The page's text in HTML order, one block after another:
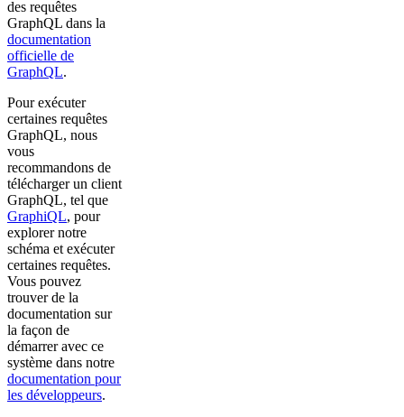
des requêtes
GraphQL dans la
documentation
officielle de
GraphQL.
Pour exécuter
certaines requêtes
GraphQL, nous
vous
recommandons de
télécharger un client
GraphQL, tel que
GraphiQL, pour
explorer notre
schéma et exécuter
certaines requêtes.
Vous pouvez
trouver de la
documentation sur
la façon de
démarrer avec ce
système dans notre
documentation pour
les développeurs.